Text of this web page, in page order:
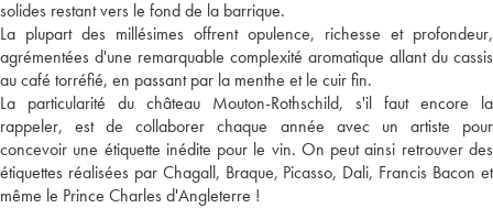
solides restant vers le fond de la barrique.
La plupart des millésimes offrent opulence, richesse et profondeur,
agrémentées d'une remarquable complexité aromatique allant du cassis
au café torréfié, en passant par la menthe et le cuir fin.
La particularité du château Mouton-Rothschild, s'il faut encore la
rappeler, est de collaborer chaque année avec un artiste pour
concevoir une étiquette inédite pour le vin. On peut ainsi retrouver des
étiquettes réalisées par Chagall, Braque, Picasso, Dali, Francis Bacon et
même le Prince Charles d'Angleterre !